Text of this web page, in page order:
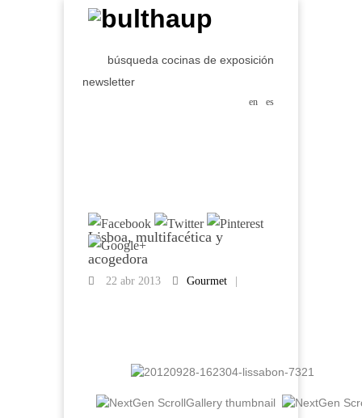
en es
búsqueda cocinas de exposición
newsletter
Lisboa, multifacética y
acogedora
22 abr 2013 Gourmet